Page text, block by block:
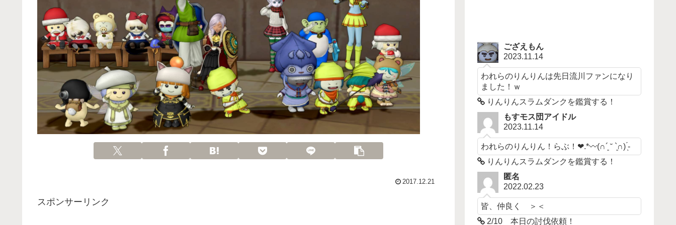
2017.12.21
スポンサーリンク
ござえもん
2023.11.14
われらのりんりんは先日流川ファンになり
ました！ｗ
りんりんスラムダンクを鑑賞する！
もすモス団アイドル
2023.11.14
われらのりんりん！らぶ！❤︎.*〰︎︎‪(∩´͈ ˘ `͈∩)︎ ̖́-‬
りんりんスラムダンクを鑑賞する！
匿名
2022.02.23
皆、仲良く ＞＜
2/10 本日の討伐依頼！